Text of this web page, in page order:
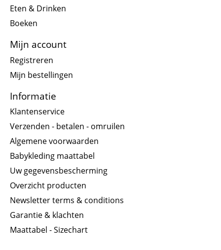
Eten & Drinken
Boeken
Mijn account
Registreren
Mijn bestellingen
Informatie
Klantenservice
Verzenden - betalen - omruilen
Algemene voorwaarden
Babykleding maattabel
Uw gegevensbescherming
Overzicht producten
Newsletter terms & conditions
Garantie & klachten
Maattabel - Sizechart